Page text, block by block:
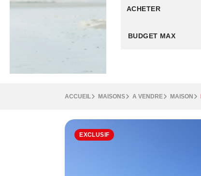
ACHETER
ACCUEIL MAISONS A VENDRE MAISON
EXCLUSIF